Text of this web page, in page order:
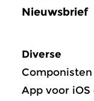
Nieuwsbrief
Diverse
Componisten
App voor